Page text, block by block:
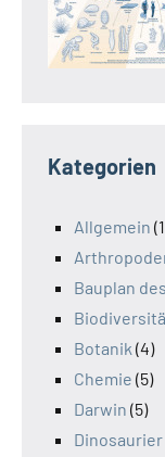
Kategorien
Allgemein
Bauplan
Botanik (4)
Chemie (5)
Darwin (5)
Dinosaurier